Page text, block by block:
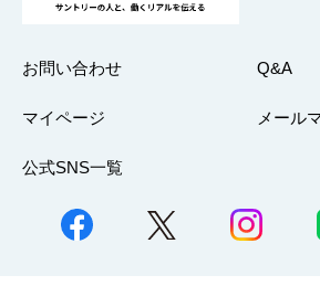
お問い合わせ Q&A
マイページ メール
公式SNS一覧